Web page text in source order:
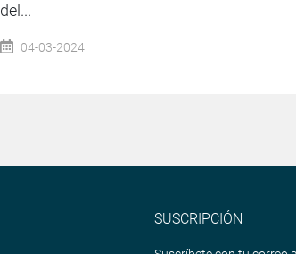
del...
04-03-2024
SUSCRIPCIÓN